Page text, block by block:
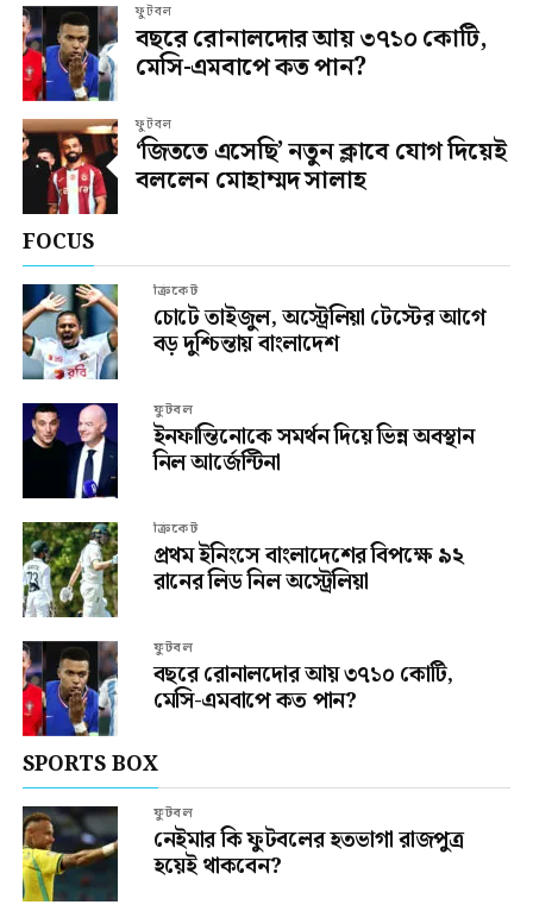
ফুটবল
বছরে রোনালদোর আয় ৩৭১০ কোটি,
মেসি-এমবাপে কত পান?
ফুটবল
‘জিততে এসেছি’ নতুন ক্লাবে যোগ দিয়েই
বললেন মোহাম্মদ সালাহ
FOCUS
ক্রিকেট
চোটে তাইজুল, অস্ট্রেলিয়া টেস্টের আগে
বড় দুশ্চিন্তায় বাংলাদেশ
ফুটবল
ইনফান্তিনোকে সমর্থন দিয়ে ভিন্ন অবস্থান
নিল আর্জেন্টিনা
ক্রিকেট
প্রথম ইনিংসে বাংলাদেশের বিপক্ষে ৯২
রানের লিড নিল অস্ট্রেলিয়া
ফুটবল
বছরে রোনালদোর আয় ৩৭১০ কোটি,
মেসি-এমবাপে কত পান?
SPORTS BOX
ফুটবল
নেইমার কি ফুটবলের হতভাগা রাজপুত্র
হয়েই থাকবেন?